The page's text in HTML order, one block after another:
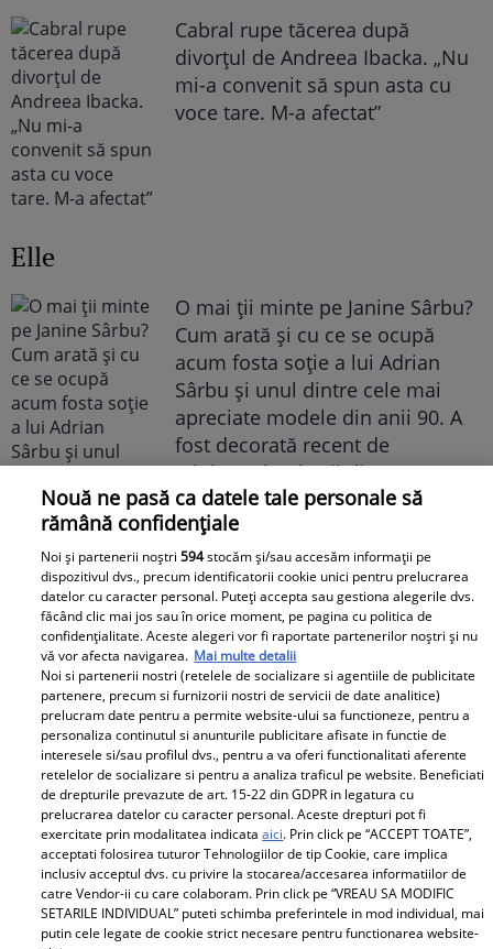
Cabral rupe tăcerea după
divorțul de Andreea Ibacka. „Nu
mi-a convenit să spun asta cu
voce tare. M-a afectat”
Elle
O mai ții minte pe Janine Sârbu?
Cum arată și cu ce se ocupă
acum fosta soție a lui Adrian
Sârbu și unul dintre cele mai
apreciate modele din anii 90. A
fost decorată recent de
Ministerul Culturii din Franța.
Foto
Noi dezvăluiri despre relația
actuală dintre Andreea Popescu
și Dan Alexa. Relația ei
extraconjugală cu antrenorul a
dus la divorțul de Rareș Cojoc,
însă nimeni nu se aștepta la ce
se întâmplă în prezent
Este în culmea fericirii! Vedeta a
devenit mamă pentru a doua
Nouă ne pasă ca datele tale personale să
rămână confidențiale
Noi și partenerii noștri594stocăm și/sau accesăm informații pe
dispozitivul dvs., precum identificatorii cookie unici pentru prelucrarea
datelor cu caracter personal. Puteți accepta sau gestiona alegerile dvs.
făcând clic mai jos sau în orice moment, pe pagina cu politica de
confidențialitate. Aceste alegeri vor fi raportate partenerilor noștri și nu
vă vor afecta navigarea. Mai multe detalii
Noi si partenerii nostri (retelele de socializare si agentiile de publicitate
partenere, precum si furnizorii nostri de servicii de date analitice)
prelucram date pentru a permite website-ului sa functioneze, pentru a
personaliza continutul si anunturile publicitare afisate in functie de
interesele si/sau profilul dvs., pentru a va oferi functionalitati aferente
retelelor de socializare si pentru a analiza traficul pe website. Beneficiati
de drepturile prevazute de art. 15-22 din GDPR in legatura cu
prelucrarea datelor cu caracter personal. Aceste drepturi pot fi
exercitate prin modalitatea indicataaici. Prin click pe “ACCEPT TOATE”,
acceptati folosirea tuturor Tehnologiilor de tip Cookie, care implica
inclusiv acceptul dvs. cu privire la stocarea/accesarea informatiilor de
catre Vendor-ii cu care colaboram. Prin click pe “VREAU SA MODIFIC
SETARILE INDIVIDUAL” puteti schimba preferintele in mod individual, mai
putin cele legate de cookie strict necesare pentru functionarea website-